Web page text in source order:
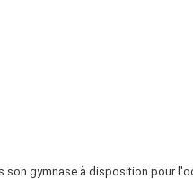
son gymnase à disposition pour